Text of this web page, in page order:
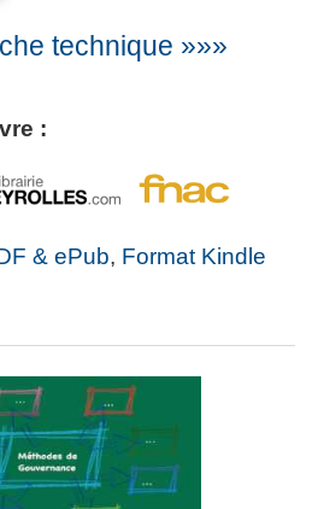
technique »»»
:
& ePub, Format Kindle